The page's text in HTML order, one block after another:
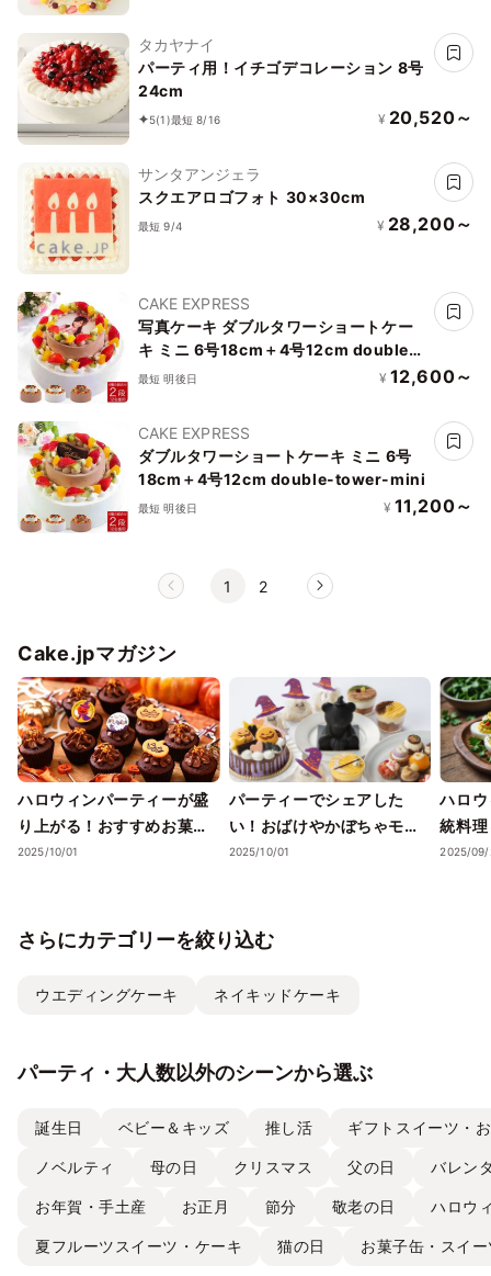
タカヤナイ
パーティ用！イチゴデコレーション 8号
24cm
5(1)最短 8/16 ¥ 20,520～
サンタアンジェラ
スクエアロゴフォト 30×30cm
最短 9/4 ¥ 28,200～
CAKE EXPRESS
写真ケーキ ダブルタワーショートケー
キ ミニ 6号18cm＋4号12cm double-
tower-p2-mini
最短 明後日 ¥ 12,600～
CAKE EXPRESS
ダブルタワーショートケーキ ミニ 6号
18cm＋4号12cm double-tower-mini
最短 明後日 ¥ 11,200～
1 2
Cake.jpマガジン
ハロウィンパーティーが盛
り上がる！おすすめお菓子
詰め合わせガイド
2025/10/01
パーティーでシェアした
い！おばけやかぼちゃモチ
ーフがかわいいハロウィン
2025/10/01
ハロ
統料
ー特集
2025/09/
さらにカテゴリーを絞り込む
ウエディングケーキ ネイキッドケーキ
パーティ・大人数以外のシーンから選ぶ
誕生日 ベビー＆キッズ 推し活 ギフトスイーツ・
ノベルティ 母の日 クリスマス 父の日 バレン
お年賀・手土産 お正月 節分 敬老の日 ハロウ
夏フルーツスイーツ・ケーキ 猫の日 お菓子缶・スイ